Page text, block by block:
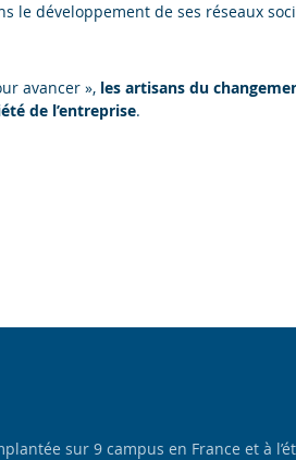
le développement de ses réseaux
avancer », les artisans du
de l’entreprise.
sur 9 campus en France et à